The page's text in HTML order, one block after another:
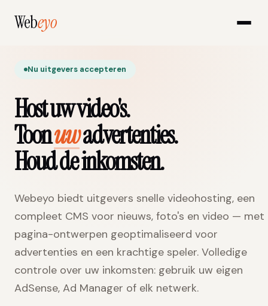
Webeyo
Nu uitgevers accepteren
Host uw video's.
Toonuwadvertenties.
Houd de inkomsten.
Webeyo biedt uitgevers snelle videohosting, een
compleet CMS voor nieuws, foto's en video — met
pagina-ontwerpen geoptimaliseerd voor
advertenties en een krachtige speler. Volledige
controle over uw inkomsten: gebruik uw eigen
AdSense, Ad Manager of elk netwerk.